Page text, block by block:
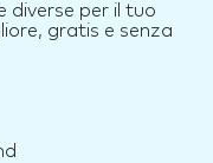
diverse per il tuo
gratis e senza